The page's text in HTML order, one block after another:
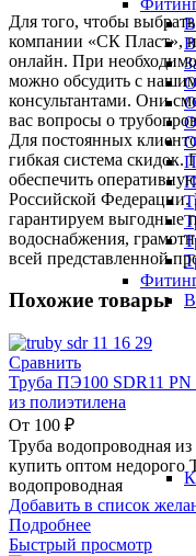
Для того, чтобы
компании «СК Пласт»,
онлайн. При
можно обсудить с
консультантами. Они
вас вопросы о
Для постоянных
гибкая система
обеспечить
Российской
гарантируем выгодные
водоснабжения,
всей представленной
Похожие товары
Сравнить
Труба ПЭ100 SDR11 PN
из полиэтилена
От 100 ₽
Труба водопроводная
купить оптом
водопроводная
Добавить в список
Подробнее
Быстрый просмотр